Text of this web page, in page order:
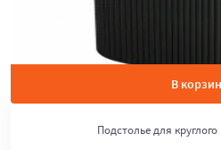
В
Подстолье для